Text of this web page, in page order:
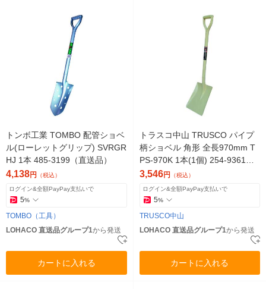
トンボ工業 TOMBO 配管ショベ
ル(ローレットグリップ) SVRGR
HJ 1本 485-3199（直送品）
4,138円 （税込）
ログイン&全額PayPay支払いで
5%
TOMBO（工具）
LOHACO 直送品グループ1から発送
カートに入れる
トラスコ中山 TRUSCO パイプ
柄ショベル 角形 全長970mm T
PS-970K 1本(1個) 254-9361
（直送品）
3,546円 （税込）
ログイン&全額PayPay支払いで
5%
TRUSCO中山
LOHACO 直送品グループ1から発送
カートに入れる